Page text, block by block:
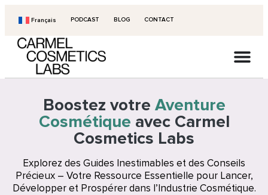
Français PODCAST BLOG CONTACT
Boostez votre Aventure
Cosmétique avec Carmel
Cosmetics Labs
Explorez des Guides Inestimables et des Conseils
Précieux – Votre Ressource Essentielle pour Lancer,
Développer et Prospérer dans l’Industrie Cosmétique.